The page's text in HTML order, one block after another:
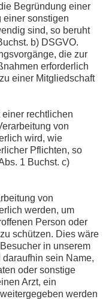
Begründung einer
einer sonstigen
sind, so beruht
b) DSGVO.
die zur
erforderlich
einer Mitgliedschaft
rechtlichen
von
wird, wie
Pflichten, so
1 Buchst. c)
von
werden, um
Person oder
schützen. Dies wäre
in unserem
sein Name,
oder sonstige
Arzt, ein
werden